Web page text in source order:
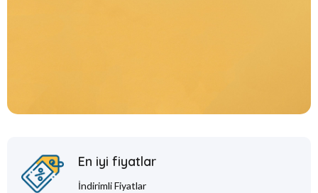
En iyi fiyatlar
İndirimli Fiyatlar